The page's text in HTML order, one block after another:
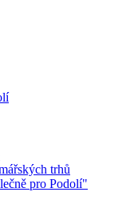
trhů
pro Podolí"